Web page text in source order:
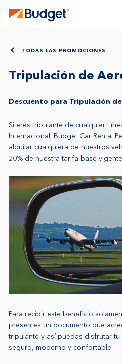
TODAS LAS PROMOCIONES
Tripulación de
Descuento para Tripulación
Si eres tripulante de cualquier
Internacional; Budget Car Rental
alquilar cualquiera de nuestros
20% de nuestra tarifa base
Para recibir este beneficio
presentes un documento que
tripulante y así puedas disfrutar
seguro, moderno y confortable.